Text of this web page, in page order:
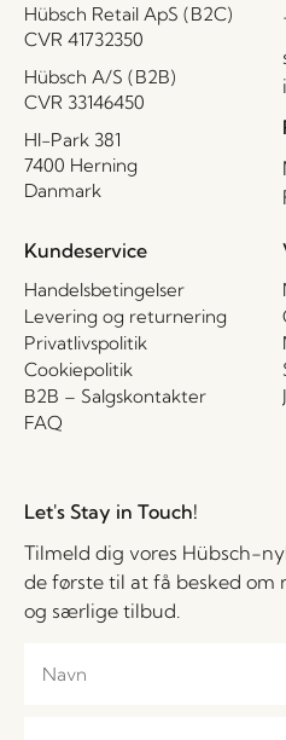
Hübsch Retail ApS (B2C)
CVR 41732350
Hübsch A/S (B2B)
CVR 33146450
HI-Park 381
7400 Herning
Danmark
Kundeservice
Handelsbetingelser
Levering og returnering
Privatlivspolitik
Cookiepolitik
B2B – Salgskontakter
FAQ
Let's Stay in Touch!
Tilmeld dig vores Hübsch-
de første til at få besked om
og særlige tilbud.